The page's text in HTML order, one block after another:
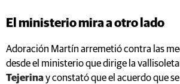
El ministerio mira a otro lado
Adoración Martín arremetió contra las
desde el ministerio que dirige la
Tejerinay constató que el acuerdo que